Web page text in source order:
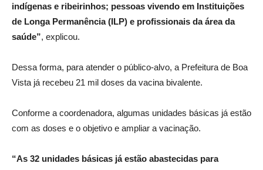
indígenas e ribeirinhos; pessoas vivendo em Instituições
de Longa Permanência (ILP) e profissionais da área da
saúde”, explicou.
Dessa forma, para atender o público-alvo, a Prefeitura de Boa
Vista já recebeu 21 mil doses da vacina bivalente.
Conforme a coordenadora, algumas unidades básicas já estão
com as doses e o objetivo e ampliar a vacinação.
“As 32 unidades básicas já estão abastecidas para